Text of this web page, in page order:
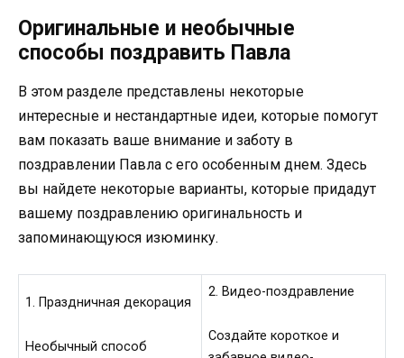
Оригинальные и необычные
способы поздравить Павла
В этом разделе представлены некоторые
интересные и нестандартные идеи, которые помогут
вам показать ваше внимание и заботу в
поздравлении Павла с его особенным днем. Здесь
вы найдете некоторые варианты, которые придадут
вашему поздравлению оригинальность и
запоминающуюся изюминку.
1. Праздничная декорация
Необычный способ
2. Видео-поздравление
Создайте короткое и